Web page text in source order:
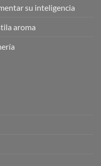
su inteligencia
aroma